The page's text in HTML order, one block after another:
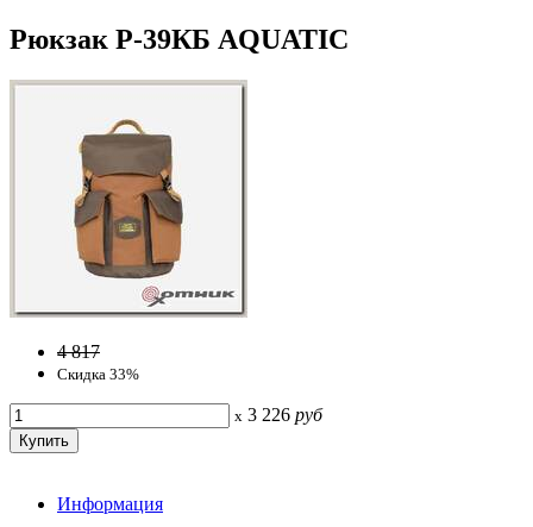
Рюкзак Р-39КБ AQUATIC
4 817
Скидка 33%
x 3 226 руб
Информация